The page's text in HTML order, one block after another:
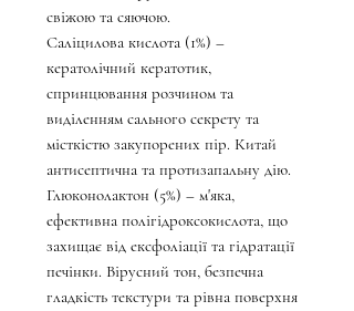
свіжою та сяючою.
Саліцилова кислота (1%) –
кератолічний кератотик,
спринцювання розчином та
виділенням сального секрету та
місткістю закупорених пір. Китай
антисептична та протизапальну дію.
Глюконолактон (5%) – м'яка,
ефективна полігідроксокислота, що
захищає від ексфоліації та гідратації
печінки. Вірусний тон, безпечна
гладкість текстури та рівна поверхня